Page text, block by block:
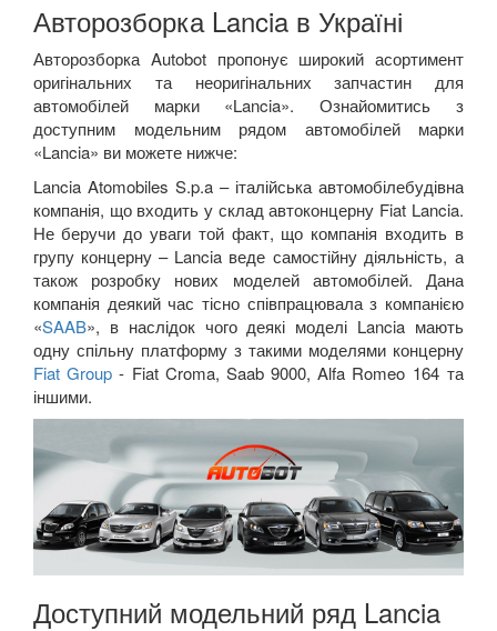
Авторозборка Lancia в Україні
Авторозборка Autobot пропонує широкий асортимент
оригінальних та неоригінальних запчастин для
автомобілей марки «Lancia». Ознайомитись з
доступним модельним рядом автомобілей марки
«Lancia» ви можете нижче:
Lancia Atomobiles S.p.a – італійська автомобілебудівна
компанія, що входить у склад автоконцерну Fiat Lancia.
Не беручи до уваги той факт, що компанія входить в
групу концерну – Lancia веде самостійну діяльність, а
також розробку нових моделей автомобілей. Дана
компанія деякий час тісно співпрацювала з компанією
«SAAB», в наслідок чого деякі моделі Lancia мають
одну спільну платформу з такими моделями концерну
Fiat Group - Fiat Croma, Saab 9000, Alfa Romeo 164 та
іншими.
Доступний модельний ряд Lancia